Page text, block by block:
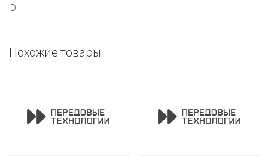
D
Похожие товары